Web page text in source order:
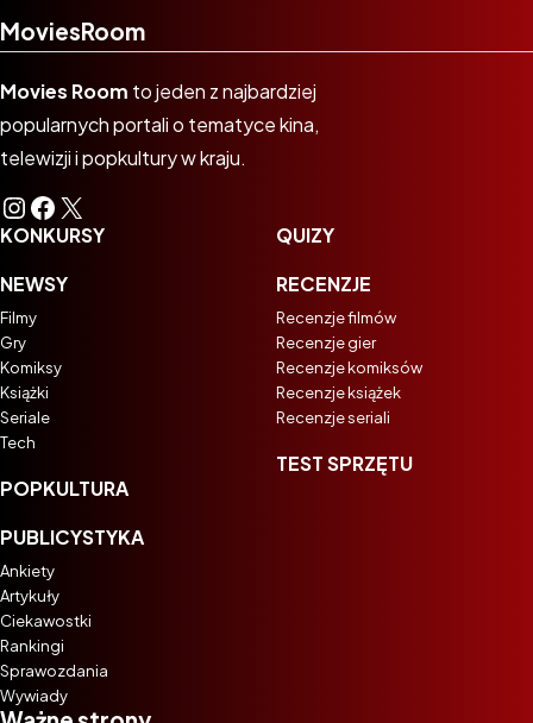
MoviesRoom
Movies Room to jeden z najbardziej
popularnych portali o tematyce kina,
telewizji i popkultury w kraju.
Instagram
Facebook
X
KONKURSY
NEWSY
Filmy
Gry
Komiksy
Książki
Seriale
Tech
POPKULTURA
PUBLICYSTYKA
Ankiety
Artykuły
Ciekawostki
Rankingi
Sprawozdania
Wywiady
QUIZY
RECENZJE
Recenzje filmów
Recenzje gier
Recenzje komiksów
Recenzje książek
Recenzje seriali
TEST SPRZĘTU